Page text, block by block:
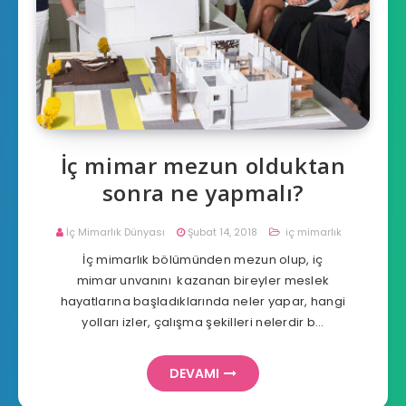
İç mimar mezun olduktan
sonra ne yapmalı?
İç Mimarlık Dünyası Şubat 14, 2018 iç mimarlık
İç mimarlık bölümünden mezun olup, iç
mimar unvanını kazanan bireyler meslek
hayatlarına başladıklarında neler yapar, hangi
yolları izler, çalışma şekilleri nelerdir b…
DEVAMI